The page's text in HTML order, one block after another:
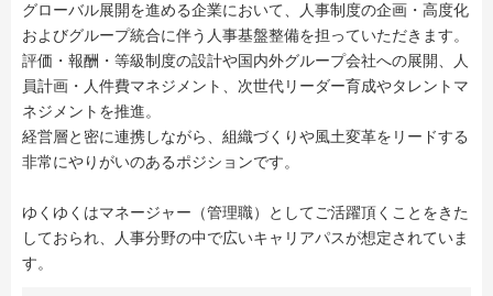
グローバル展開を進める企業において、人事制度の企画・高度化
およびグループ統合に伴う人事基盤整備を担っていただきます。
評価・報酬・等級制度の設計や国内外グループ会社への展開、人
員計画・人件費マネジメント、次世代リーダー育成やタレントマ
ネジメントを推進。
経営層と密に連携しながら、組織づくりや風土変革をリードする
非常にやりがいのあるポジションです。
ゆくゆくはマネージャー（管理職）としてご活躍頂くことをきた
しておられ、人事分野の中で広いキャリアパスが想定されていま
す。